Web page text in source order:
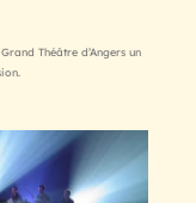
Théâtre d’Angers un